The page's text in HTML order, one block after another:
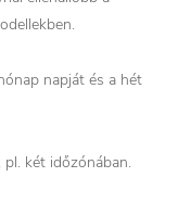
napját és a hét
két időzónában.